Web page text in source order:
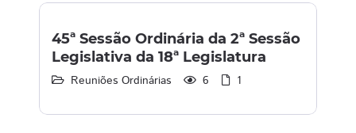
45ª Sessão Ordinária da 2ª Sessão
Legislativa da 18ª Legislatura
Reuniões Ordinárias 6 1